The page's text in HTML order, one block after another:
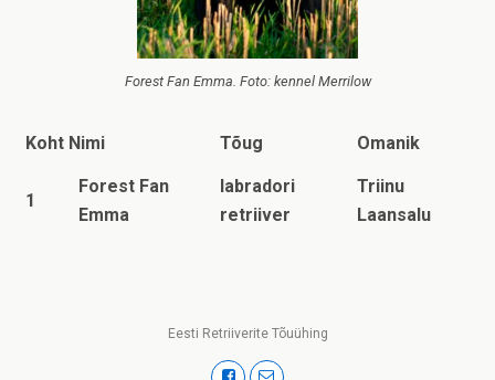
Forest Fan Emma. Foto: kennel Merrilow
Koht Nimi Tõug Omanik
1
Forest Fan
Emma
labradori
retriiver
Triinu
Laansalu
Eesti Retriiverite Tõuühing